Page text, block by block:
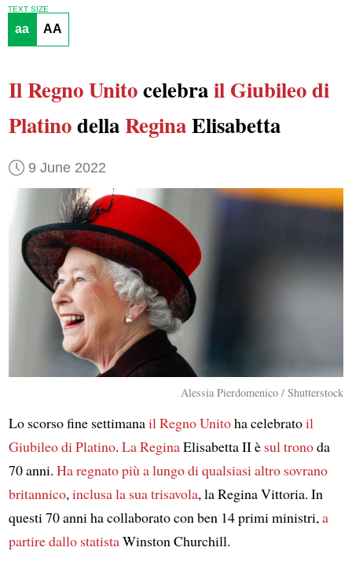
TEXT SIZE
aa AA
Il Regno Unitocelebrail Giubileo di
PlatinodellaReginaElisabetta
9 June 2022
Alessia Pierdomenico / Shutterstock
Lo scorso fine settimanail Regno Unitoha celebratoil
Giubileo di Platino. La ReginaElisabetta II è sul tronoda
70 anni. Ha regnatopiù a lungo di qualsiasi altro sovrano
britannico, inclusala sua trisavola, la Regina Vittoria. In
questi 70 anni ha collaborato con ben 14 primi ministri, a
partire dallo statistaWinston Churchill.